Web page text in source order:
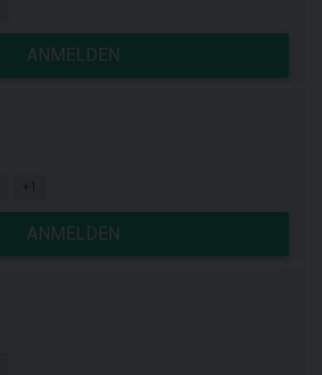
ANMELDEN
+1
ANMELDEN